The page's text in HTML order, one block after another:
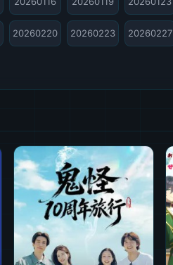
20260220 20260223 20260227